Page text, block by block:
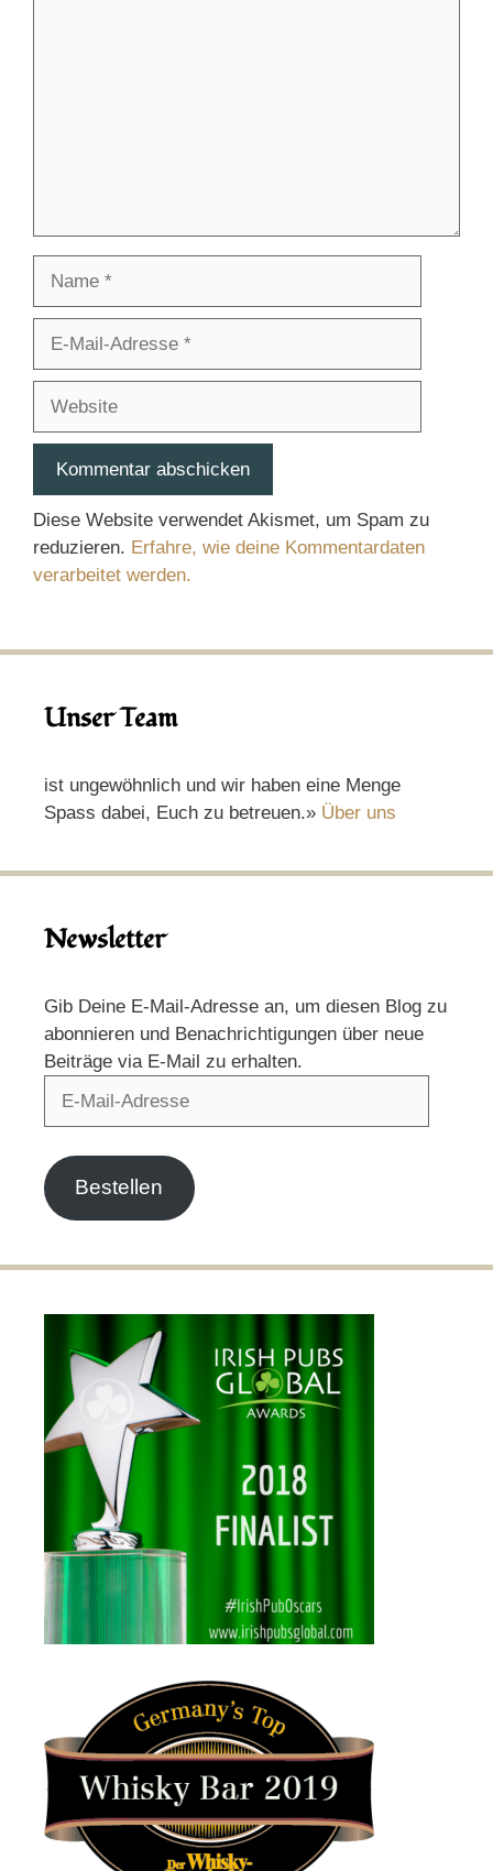
Adresse
Diese Website verwendet Akismet, um Spam zu
reduzieren. Erfahre, wie deine Kommentardaten
verarbeitet werden.
Unser Team
ist ungewöhnlich und wir haben eine Menge
Spass dabei, Euch zu betreuen.» Über uns
Newsletter
Gib Deine E-Mail-Adresse an, um diesen Blog zu
abonnieren und Benachrichtigungen über neue
Beiträge via E-Mail zu erhalten.
Bestellen